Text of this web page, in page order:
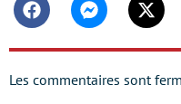
FacebookMessenger
Les commentaires sont